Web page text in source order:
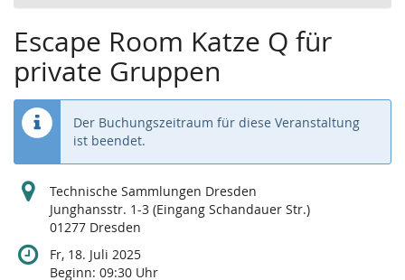
Escape Room Katze Q für
private Gruppen
Der Buchungszeitraum für diese Veranstaltung
ist beendet.
Technische Sammlungen Dresden
Junghansstr. 1-3 (Eingang Schandauer Str.)
01277 Dresden
Fr, 18. Juli 2025
Beginn: 09:30 Uhr